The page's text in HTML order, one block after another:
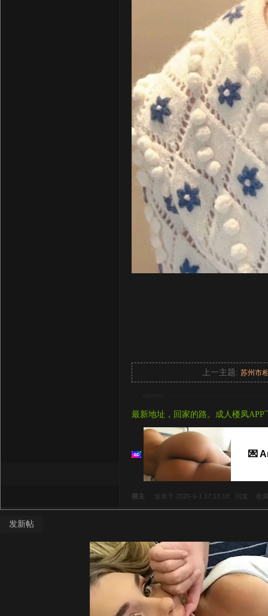
上一主题:苏州市
最新地址，回家的路。成人楼凤APP
💌
楼主 发表于 2026-6-1 17:13:18 回复 收
发新帖